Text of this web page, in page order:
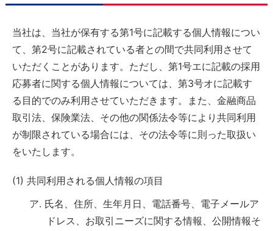
当社は、当社が保有する第1号に記載する個人情報につい
て、第2号に記載されている者との間で共同利用させて
いただくことがあります。ただし、第1号エに記載の採用
応募者に関する個人情報については、第3号オに記載す
る目的でのみ利用させていただきます。また、金融商品
取引法、保険業法、その他の関係法令等により共同利用
が制限されている場合には、その法令等に則った取扱い
をいたします。
(1) 共同利用される個人情報の項目
ア. 氏名、住所、生年月日、電話番号、電子メールア
ドレス、お取引ニーズに関する情報、公開情報そ